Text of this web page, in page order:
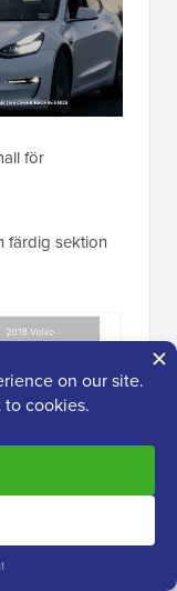
för
färdig sektion
och detaljer,